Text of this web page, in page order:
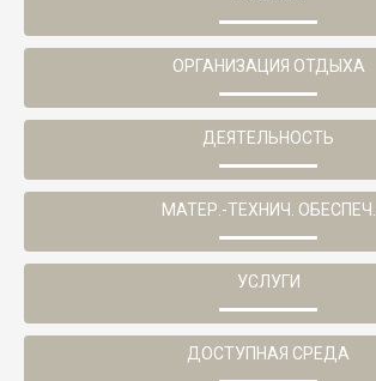
ОРГАНИЗАЦИЯ ОТДЫХА
ДЕЯТЕЛЬНОСТЬ
МАТЕР.-ТЕХНИЧ. ОБЕСПЕЧ.
УСЛУГИ
ДОСТУПНАЯ СРЕДА